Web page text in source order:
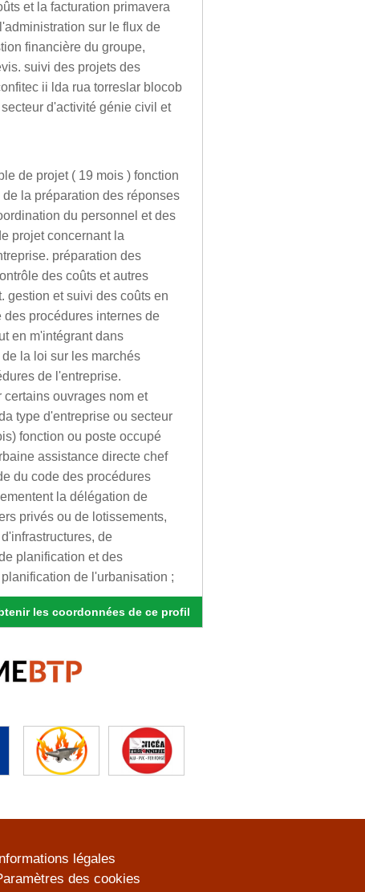
et la facturation primavera
sur le flux de
financière du groupe,
suivi des projets des
ii lda rua torreslar blocob
d'activité génie civil et
de projet ( 19 mois ) fonction
la préparation des réponses
du personnel et des
projet concernant la
préparation des
des coûts et autres
gestion et suivi des coûts en
procédures internes de
en m'intégrant dans
la loi sur les marchés
de l'entreprise.
ouvrages nom et
type d'entreprise ou secteur
fonction ou poste occupé
assistance directe chef
du code des procédures
la délégation de
privés ou de lotissements,
de
planification et des
de l'urbanisation ;
les coordonnées de ce profil
Informations légales
des cookies